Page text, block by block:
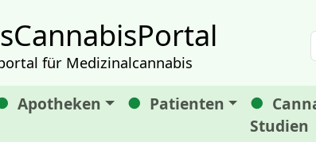
für Medizinalcannabis
Apotheken Patienten
Studien